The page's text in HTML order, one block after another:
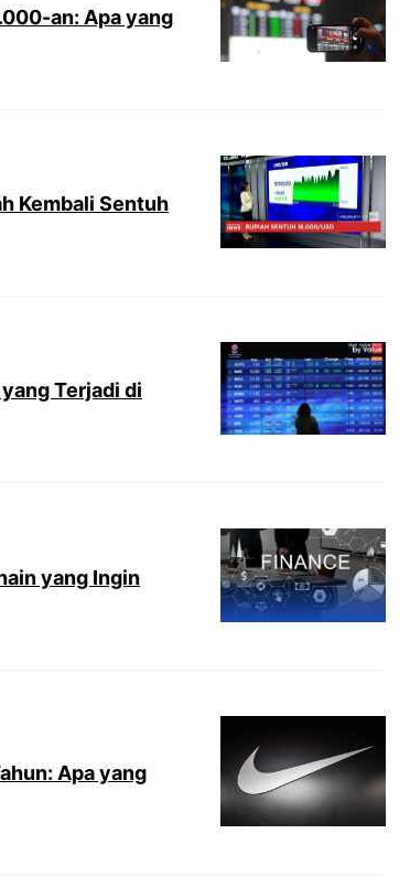
an: Apa yang
Kembali Sentuh
Terjadi di
yang Ingin
Apa yang